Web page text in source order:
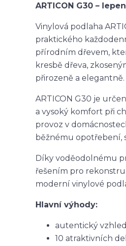
ARTICON G30 –
Vinylová podlaha
praktického
přírodním dřevem,
kresbě dřeva,
přirozeně a elegantně.
ARTICON G30 je
a vysoký komfort při
provoz v
běžnému opotřebení,
Díky voděodolnému
řešením pro
moderní vinylové
Hlavní výhody:
autentický
10 atraktivních